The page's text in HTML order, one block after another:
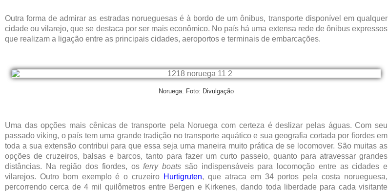
Outra forma de admirar as estradas norueguesas é à bordo de um ônibus, transporte disponível em qualquer
cidade ou vilarejo, que se destaca por ser mais econômico. No país há uma extensa rede de ônibus expressos
que realizam a ligação entre as principais cidades, aeroportos e terminais de embarcações.
Noruega. Foto: Divulgação
Uma das opções mais cênicas de transporte pela Noruega com certeza é deslizar pelas águas. Com seu
passado viking, o país tem uma grande tradição no transporte aquático e sua geografia cortada por fiordes em
toda a sua extensão contribui para que essa seja uma maneira muito prática de se locomover. São muitas as
opções de cruzeiros, balsas e barcos, tanto para fazer um curto passeio, quanto para atravessar grandes
distâncias. Na região dos fiordes, osferry boats são indispensáveis para locomoção entre as cidades e
vilarejos. Outro bom exemplo é o cruzeiro Hurtigruten, que atraca em 34 portos pela costa norueguesa,
percorrendo cerca de 4 mil quilômetros entre Bergen e Kirkenes, dando toda liberdade para cada visitante